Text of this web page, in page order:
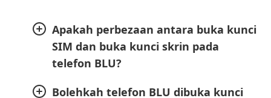
Apakah perbezaan antara buka kunci
SIM dan buka kunci skrin pada
telefon BLU?
Bolehkah telefon BLU dibuka kunci